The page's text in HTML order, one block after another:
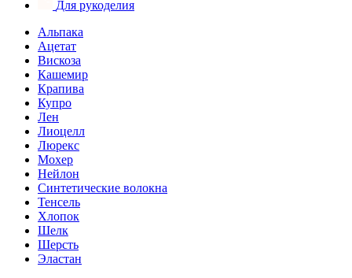
Для рукоделия
Альпака
Ацетат
Вискоза
Кашемир
Крапива
Купро
Лен
Лиоцелл
Люрекс
Мохер
Нейлон
Синтетические волокна
Тенсель
Хлопок
Шелк
Шерсть
Эластан